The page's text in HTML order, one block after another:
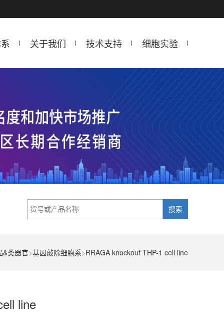
关于我们 技术支持 细胞实验
搜索
&类器官>基因敲除细胞系>RRAGA knockout THP-1 cell line
line